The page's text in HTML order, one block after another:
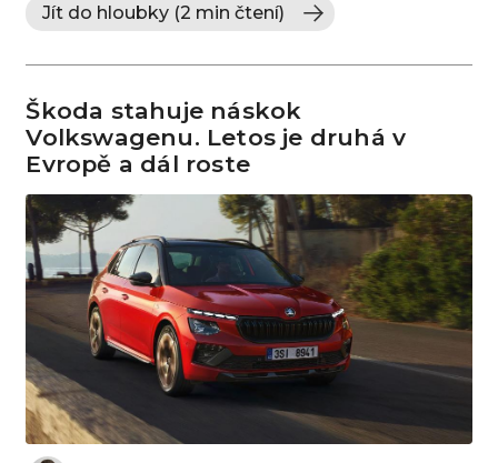
Jít do hloubky (2 min čtení)
Škoda stahuje náskok
Volkswagenu. Letos je druhá v
Evropě a dál roste